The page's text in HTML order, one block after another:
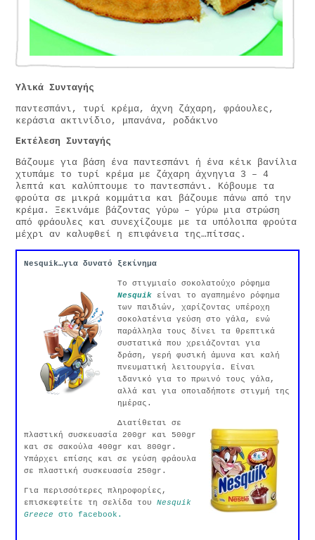
Υλικά Συνταγής
παντεσπάνι, τυρί κρέμα, άχνη ζάχαρη, φράουλες,
κεράσια ακτινίδιο, μπανάνα, ροδάκινο
Εκτέλεση Συνταγής
Βάζουμε για βάση ένα παντεσπάνι ή ένα κέικ βανίλια
χτυπάμε το τυρί κρέμα με ζάχαρη άχνηγια 3 – 4
λεπτά και καλύπτουμε το παντεσπάνι. Κόβουμε τα
φρούτα σε μικρά κομμάτια και βάζουμε πάνω από την
κρέμα. Ξεκινάμε βάζοντας γύρω – γύρω μια στρώση
από φράουλες και συνεχίζουμε με τα υπόλοιπα φρούτα
μέχρι αν καλυφθεί η επιφάνεια της…πίτσας.
Nesquik…για δυνατό ξεκίνημα
Το στιγμιαίο σοκολατούχο ρόφημα
Nesquik είναι το αγαπημένο ρόφημα
των παιδιών, χαρίζοντας υπέροχη
σοκολατένια γεύση στο γάλα, ενώ
παράλληλα τους δίνει τα θρεπτικά
συστατικά που χρειάζονται για
δράση, γερή φυσική άμυνα και καλή
πνευματική λειτουργία. Είναι
ιδανικό για το πρωινό τους γάλα,
αλλά και για οποιαδήποτε στιγμή της
ημέρας.
Διατίθεται σε
πλαστική συσκευασία 200gr και 500gr
και σε σακούλα 400gr και 800gr.
Υπάρχει επίσης και σε γεύση φράουλα
σε πλαστική συσκευασία 250gr.
Για περισσότερες πληροφορίες,
επισκεφτείτε τη σελίδα τουNesquik
Greece
στο facebook.